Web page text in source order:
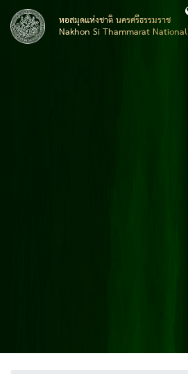
หอสมุดแห่งชาติ นครศรีธรรมราช
Nakhon Si Thammarat